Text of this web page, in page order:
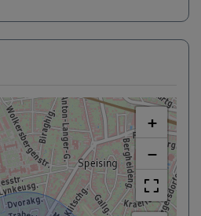
+
−